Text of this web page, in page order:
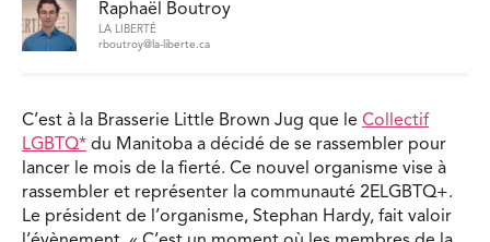
Raphaël Boutroy
LA LIBERTÉ
rboutroy@la-liberte.ca
C’est à la Brasserie Little Brown Jug que le Collectif
LGBTQ* du Manitoba a décidé de se rassembler pour
lancer le mois de la fierté. Ce nouvel organisme vise à
rassembler et représenter la communauté 2ELGBTQ+.
Le président de l’organisme, Stephan Hardy, fait valoir